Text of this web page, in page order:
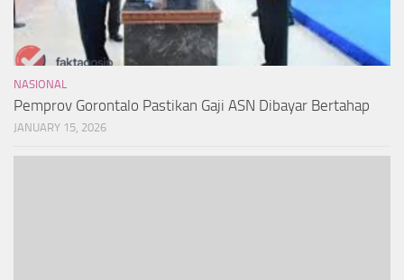
NASIONAL
Pemprov Gorontalo Pastikan Gaji ASN Dibayar Bertahap
JANUARY 15, 2026